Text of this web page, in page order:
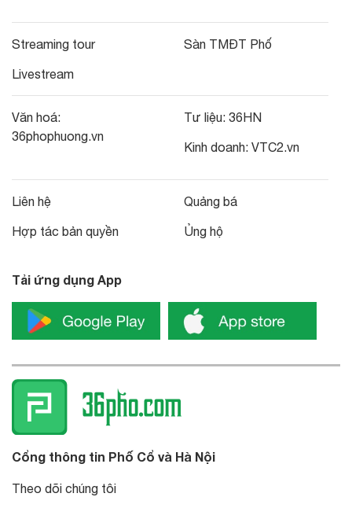
Streaming tour
Livestream
Sàn TMĐT Phố
Văn hoá:
36phophuong.vn
Tư liệu: 36HN
Kinh doanh: VTC2.vn
Liên hệ
Hợp tác bản quyền
Quảng bá
Ủng hộ
Tải ứng dụng App
Cổng thông tin Phố Cổ và Hà Nội
Theo dõi chúng tôi